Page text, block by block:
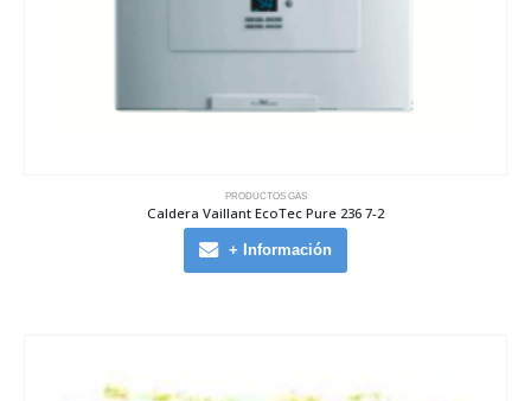
PRODUCTOS GAS
Caldera Vaillant EcoTec Pure 236 7-2
+ Información